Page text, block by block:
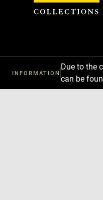
INFORMATION
Due to the
can be
Cookies management panel